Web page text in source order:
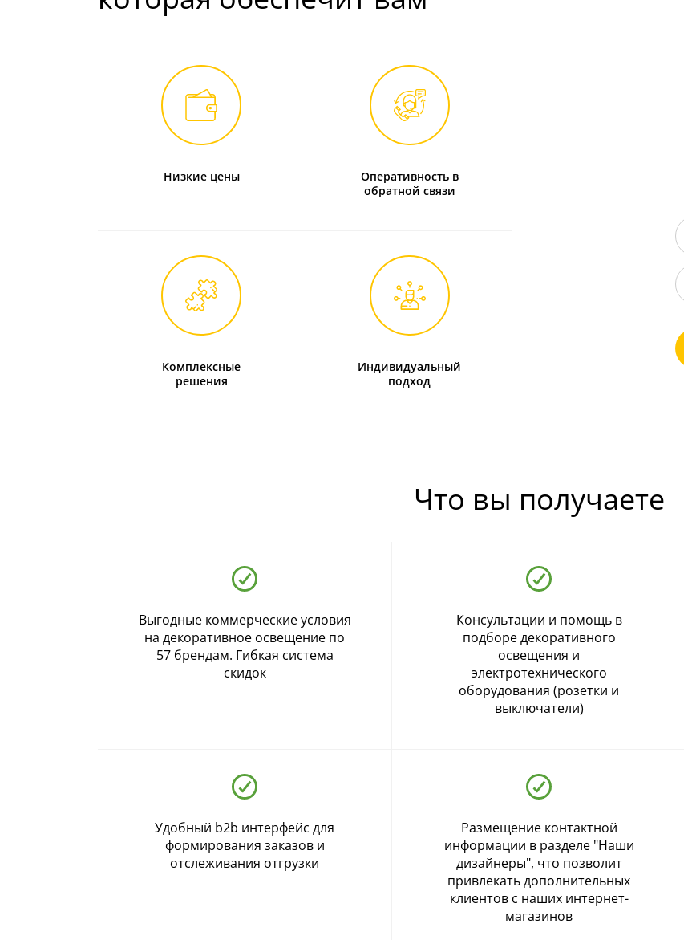
- бесплатно по России
- бесплатная доставка
Низкие цены
Оперативность в
обратной связи
Комплексные
решения
Индивидуальный
подход
Что вы получаете
Выгодные коммерческие условия
на декоративное освещение по
57 брендам. Гибкая система
скидок
Консультации и помощь в
подборе декоративного
освещения и
электротехнического
оборудования (розетки и
выключатели)
Удобный b2b интерфейс для
формирования заказов и
отслеживания отгрузки
Размещение контактной
информации в разделе "Наши
дизайнеры", что позволит
привлекать дополнительных
клиентов с наших интернет-
магазинов